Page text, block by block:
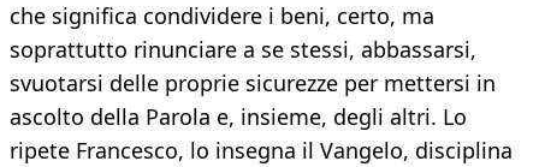
che significa condividere i beni, certo, ma
soprattutto rinunciare a se stessi, abbassarsi,
svuotarsi delle proprie sicurezze per mettersi in
ascolto della Parola e, insieme, degli altri. Lo
ripete Francesco, lo insegna il Vangelo, disciplina